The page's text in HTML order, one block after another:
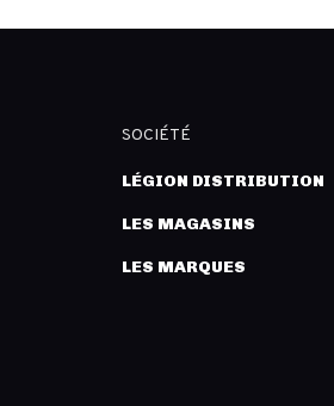
SOCIÉTÉ
LÉGION DISTRIBUTION
LES MAGASINS
LES MARQUES